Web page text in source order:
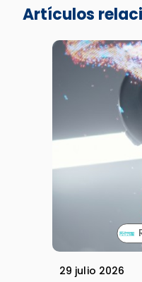
Artículos
29 julio 2026